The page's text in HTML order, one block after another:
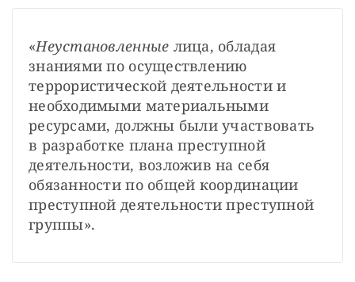
«Неустановленные лица, обладая
знаниями по осуществлению
террористической деятельности и
необходимыми материальными
ресурсами, должны были участвовать
в разработке плана преступной
деятельности, возложив на себя
обязанности по общей координации
преступной деятельности преступной
группы».